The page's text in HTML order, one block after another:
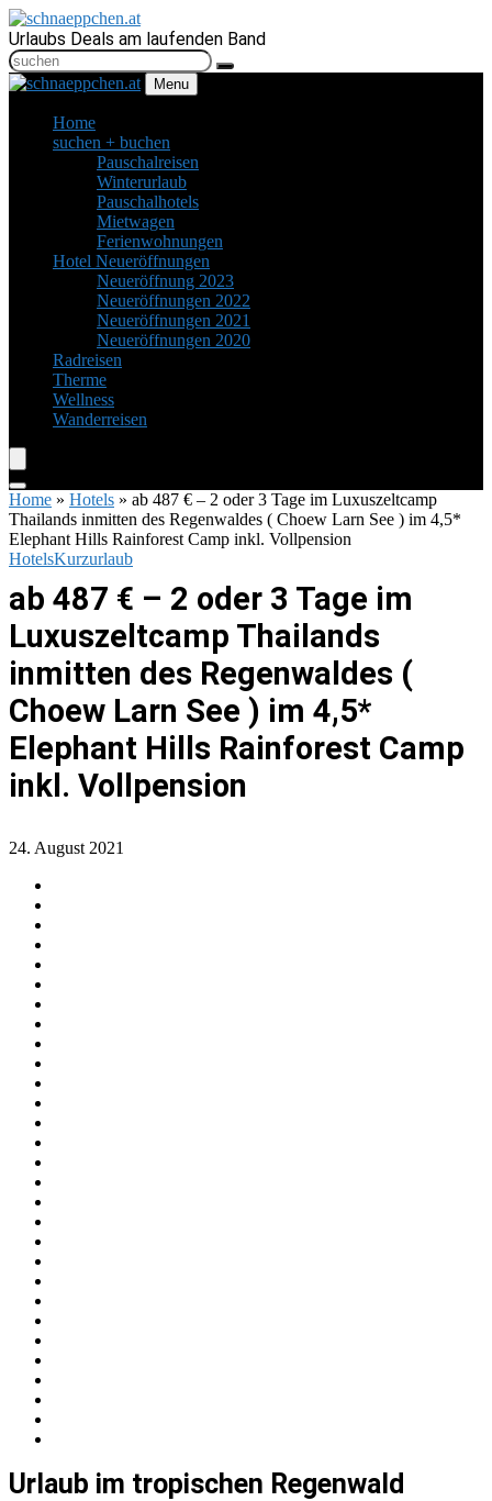
Urlaubs Deals am laufenden Band
Menu
Home
suchen + buchen
Pauschalreisen
Winterurlaub
Pauschalhotels
Mietwagen
Ferienwohnungen
Hotel Neueröffnungen
Neueröffnung 2023
Neueröffnungen 2022
Neueröffnungen 2021
Neueröffnungen 2020
Radreisen
Therme
Wellness
Wanderreisen
Home » Hotels » ab 487 € – 2 oder 3 Tage im Luxuszeltcamp
Thailands inmitten des Regenwaldes ( Choew Larn See ) im 4,5*
Elephant Hills Rainforest Camp inkl. Vollpension
HotelsKurzurlaub
ab 487 € – 2 oder 3 Tage im
Luxuszeltcamp Thailands
inmitten des Regenwaldes (
Choew Larn See ) im 4,5*
Elephant Hills Rainforest Camp
inkl. Vollpension
24. August 2021
Urlaub im tropischen Regenwald